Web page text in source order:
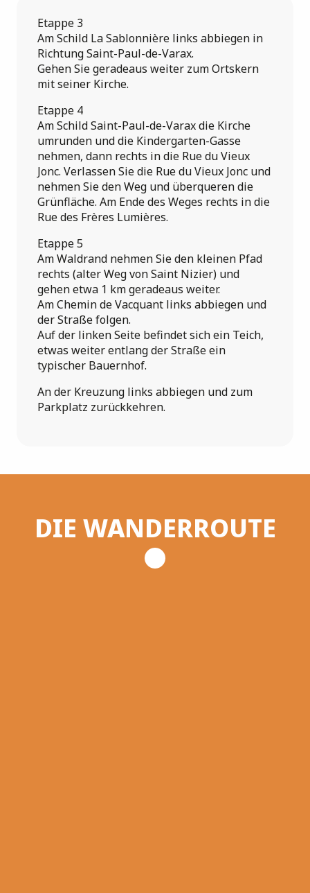
Etappe 3
Am Schild La Sablonnière links abbiegen in
Richtung Saint-Paul-de-Varax.
Gehen Sie geradeaus weiter zum Ortskern
mit seiner Kirche.
Etappe 4
Am Schild Saint-Paul-de-Varax die Kirche
umrunden und die Kindergarten-Gasse
nehmen, dann rechts in die Rue du Vieux
Jonc. Verlassen Sie die Rue du Vieux Jonc und
nehmen Sie den Weg und überqueren die
Grünfläche. Am Ende des Weges rechts in die
Rue des Frères Lumières.
Etappe 5
Am Waldrand nehmen Sie den kleinen Pfad
rechts (alter Weg von Saint Nizier) und
gehen etwa 1 km geradeaus weiter.
Am Chemin de Vacquant links abbiegen und
der Straße folgen.
Auf der linken Seite befindet sich ein Teich,
etwas weiter entlang der Straße ein
typischer Bauernhof.
An der Kreuzung links abbiegen und zum
Parkplatz zurückkehren.
DIE WANDERROUTE